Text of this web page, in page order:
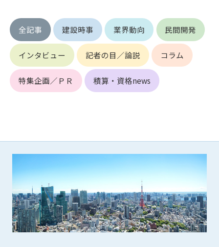
全記事 建設時事 業界動向 民間開発
インタビュー 記者の目／論説 コラム
特集企画／ＰＲ 積算・資格news
す。
(1) 第三者または管理者の著作権、その他知的所有権を侵害す
る行為
(2) 第三者または管理者の財産、プライバシー等を侵害する行
為
(3) 第三者または管理者を誹謗中傷する行為
(4) 有害なコンピュータプログラム等を送信又は書き込む行為
(9) その他、法律に反する行為
(10) 建設資料館から知り得た情報及びダウンロードした情報
を、営利を目的として第三者に転売し、または転売のため
に第三者に提供すること
第7条（登録内容の削除）
管理者は、会員が登録した内容が以下に該当する、またはその
恐れのあるものは、会員の承諾なく削除できるものとします。
(1) 登録されている情報が、第6条の定める禁止事項に該当する